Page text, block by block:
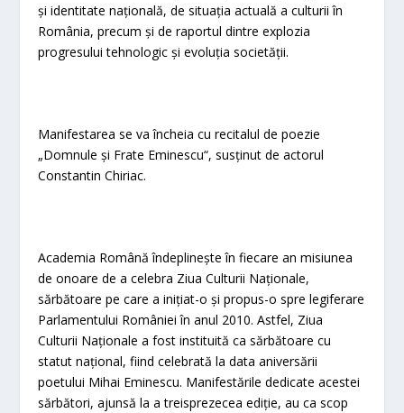
și identitate națională, de situația actuală a culturii în
România, precum și de raportul dintre explozia
progresului tehnologic și evoluția societății.
Manifestarea se va încheia cu recitalul de poezie
„Domnule și Frate Eminescu“, susținut de actorul
Constantin Chiriac.
Academia Română îndeplinește în fiecare an misiunea
de onoare de a celebra Ziua Culturii Naționale,
sărbătoare pe care a inițiat-o și propus-o spre legiferare
Parlamentului României în anul 2010. Astfel, Ziua
Culturii Naționale a fost instituită ca sărbătoare cu
statut național, fiind celebrată la data aniversării
poetului Mihai Eminescu. Manifestările dedicate acestei
sărbători, ajunsă la a treisprezecea ediție, au ca scop